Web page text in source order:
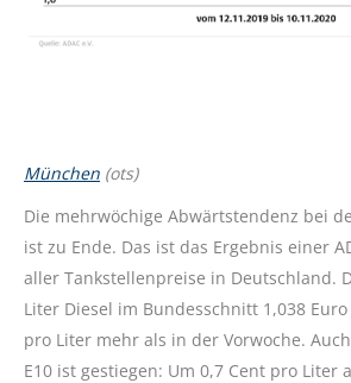
München (ots)
Die mehrwöchige Abwärtstendenz bei
ist zu Ende. Das ist das Ergebnis einer
aller Tankstellenpreise in Deutschland.
Liter Diesel im Bundesschnitt 1,038
pro Liter mehr als in der Vorwoche.
E10 ist gestiegen: Um 0,7 Cent pro